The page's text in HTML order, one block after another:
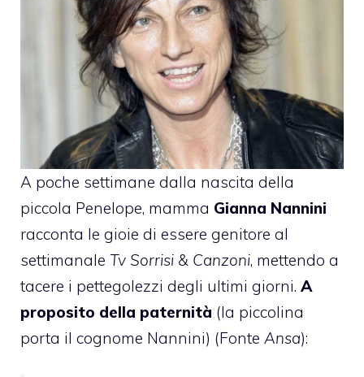
A poche settimane dalla nascita della
piccola Penelope, mamma Gianna Nannini
racconta le gioie di essere genitore al
settimanale Tv Sorrisi & Canzoni, mettendo a
tacere i pettegolezzi degli ultimi giorni. A
proposito della paternità (la piccolina
porta il cognome Nannini) (Fonte Ansa):